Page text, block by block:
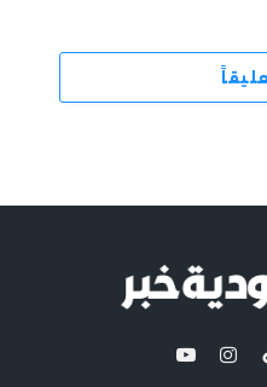
الانستغراميوتيوب